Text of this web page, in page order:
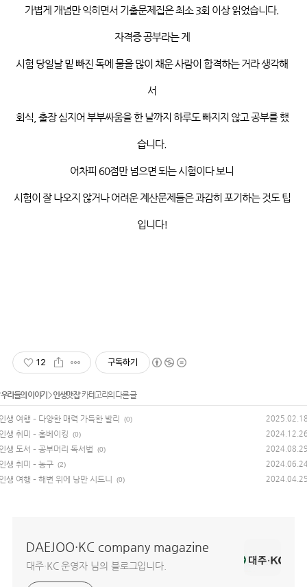
가볍게 개념만 익히면서 기출문제집은 최소 3회 이상 읽었습니다.
자격증 공부라는 게
시험 당일날밑 빠진 독에 물을 많이 채운 사람이 합격하는 거라 생각해
서
회식 출장 심지어 부부싸움을 한 날까지 하루도 빠지지 않고 공부를 했
습니다.
어차피 60점만 넘으면 되는 시험이다 보니
시험이 잘 나오지 않거나 어려운 계산문제들은 과감히 포기하는 것도 팁
입니다!
12 구독하기
우리들의 이야기 >인생맛집' 카테고리의 다른 글
생 여행 – 다양한 매력 가득한 발리 (0)
생 취미 – 홈베이킹 (0)
생 도서 – 공부머리 독서법 (0)
생 취미 – 농구 (2)
생 여행 – 해변 위에 낭만 시드니 (0)
DAEJOO·KC company magazine
대주·KC 운영자 님의 블로그입니다.